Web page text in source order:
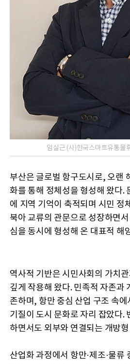
임실근 (사)한국스마트유통물
부산은 글로벌 항구도시로, 오랜
화를 통해 정체성을 형성해 왔다.
에 지역 기억이 축적되며 시민 정
북아 교류의 관문으로 성장하면
심을 동시에 형성해 온 대표적 해
역사적 기반은 시민사회의 가치
깊게 작용해 왔다. 민족적 자존과
존하며, 항만 중심 산업 구조 속
기질이 도시 문화로 자리 잡았다.
하면서도 외부와 연결되는 개방
산업화 과정에서 항만·제조·물류